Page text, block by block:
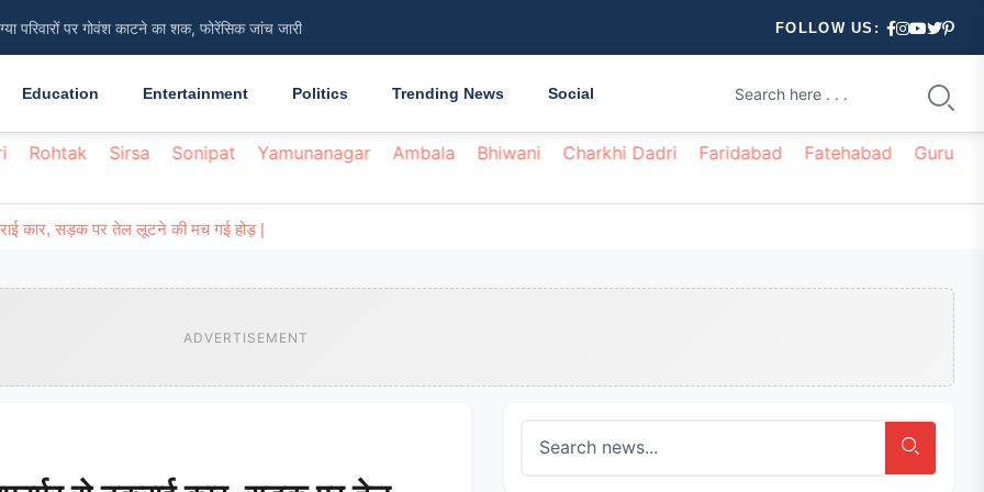
परिवारों पर गोवंश काटने का शक, फोरेंसिक जांच जारी
ग्रामीणों को 45 दिन की अवधि से हो रही दिक्कत
FOLLOW US:
Education Entertainment Politics Trending News Social
Rohtak Sirsa Sonipat Yamunanagar Ambala Bhiwani Charkhi Dadri Faridabad Fatehabad
कार, सड़क पर तेल लूटने की मच गई होड़ |
ADVERTISEMENT